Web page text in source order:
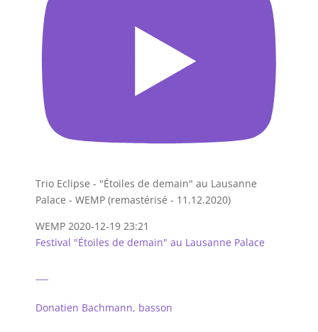
Trio Eclipse - "Étoiles de demain" au Lausanne
Palace - WEMP (remastérisé - 11.12.2020)
WEMP 2020-12-19 23:21
Festival "Étoiles de demain" au Lausanne Palace
Donatien Bachmann, basson